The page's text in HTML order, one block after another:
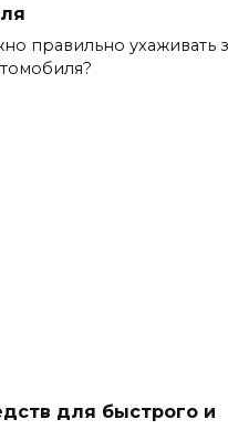
правильно ухаживать
для быстрого и